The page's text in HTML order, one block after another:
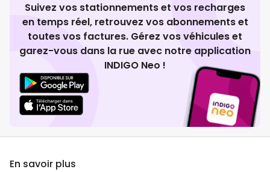
Suivez vos stationnements et vos recharges
en temps réel, retrouvez vos abonnements et
toutes vos factures. Gérez vos véhicules et
garez-vous dans la rue avec notre application
INDIGO Neo !
En savoir plus